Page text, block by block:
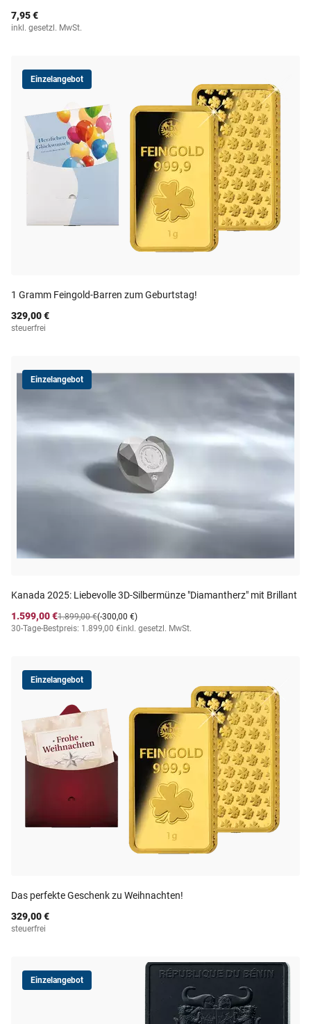
7,95 €
inkl. gesetzl. MwSt.
Einzelangebot
1 Gramm Feingold-Barren zum Geburtstag!
329,00 €
steuerfrei
Einzelangebot
Kanada 2025: Liebevolle 3D-Silbermünze "Diamantherz" mit Brillant
1.599,00 €
(-300,00 €)
1.899,00 €
30-Tage-Bestpreis: 1.899,00 €inkl. gesetzl. MwSt.
Einzelangebot
Das perfekte Geschenk zu Weihnachten!
329,00 €
steuerfrei
Einzelangebot